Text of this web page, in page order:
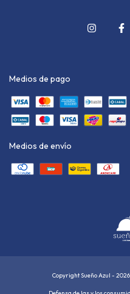
Medios de pago
Medios de envío
Copyright Sueño Azul -